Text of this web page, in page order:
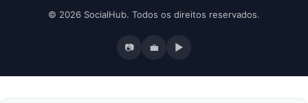
© 2026 SocialHub. Todos os direitos reservados.
📷 💼 ▶